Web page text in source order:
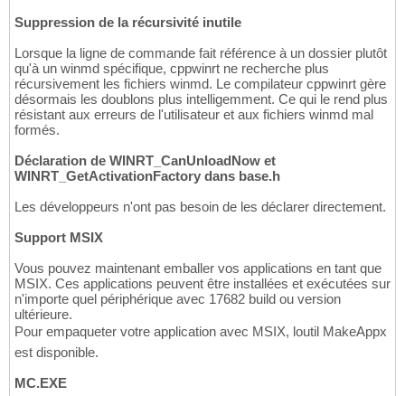
Suppression de la récursivité inutile
Lorsque la ligne de commande fait référence à un dossier plutôt
qu'à un winmd spécifique, cppwinrt ne recherche plus
récursivement les fichiers winmd. Le compilateur cppwinrt gère
désormais les doublons plus intelligemment. Ce qui le rend plus
résistant aux erreurs de l'utilisateur et aux fichiers winmd mal
formés.
Déclaration de WINRT_CanUnloadNow et
WINRT_GetActivationFactory dans base.h
Les développeurs n'ont pas besoin de les déclarer directement.
Support MSIX
Vous pouvez maintenant emballer vos applications en tant que
MSIX. Ces applications peuvent être installées et exécutées sur
n'importe quel périphérique avec 17682 build ou version
ultérieure.
Pour empaqueter votre application avec MSIX, loutil MakeAppx
est disponible.
MC.EXE